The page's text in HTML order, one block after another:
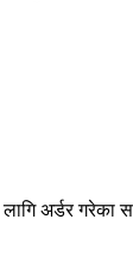
अर्डर